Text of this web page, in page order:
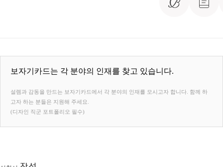
보자기카드는 각 분야의 인재를 찾고 있습니다.
설렘과 감동을 만드는 보자기카드에서 각 분야의 인재를 모시고자 합니다. 함께 하
고자 하는 분들은 지원해 주세요.
(디자인 직군 포트폴리오 필수)